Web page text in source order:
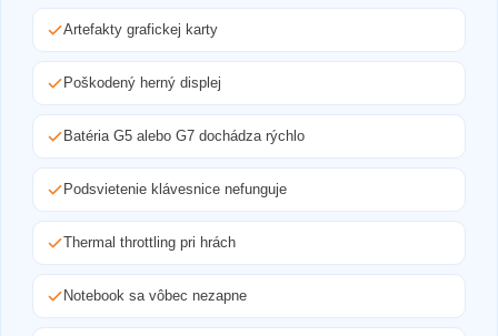
Artefakty grafickej karty
Poškodený herný displej
Batéria G5 alebo G7 dochádza rýchlo
Podsvietenie klávesnice nefunguje
Thermal throttling pri hrách
Notebook sa vôbec nezapne